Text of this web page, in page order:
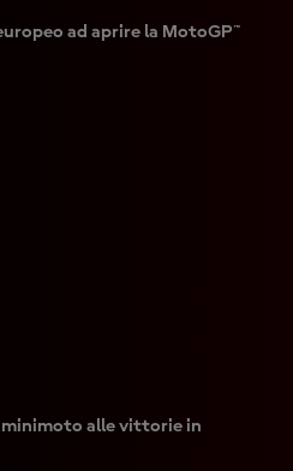
ad aprire la MotoGP™
minimoto alle vittorie in